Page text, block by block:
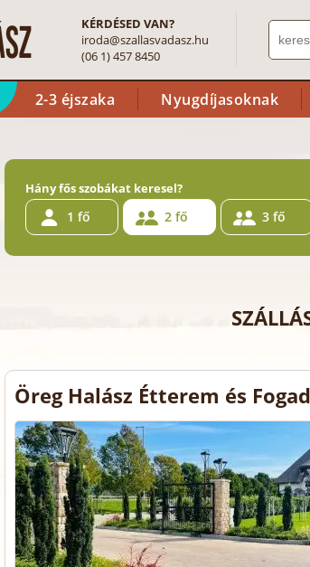
KÉRDÉSED VAN?
iroda@szallasvadasz.hu
(06 1) 457 8450
2-3 éjszaka Nyugdíjasoknak
Hány fős szobákat keresel?
1 fő 2 fő 3 fő
Öreg Halász Étterem és